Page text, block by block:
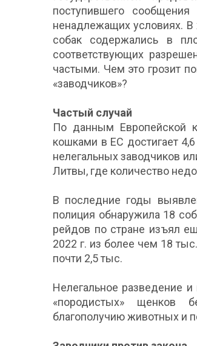
поступившего
ненадлежащих условиях. В
собак содержались в
соответствующих
частыми. Чем это грозит
«заводчиков»?
Частый случай
По данным Европейской
кошками в ЕС достигает
нелегальных заводчиков
Литвы, где количество
В последние годы
полиция обнаружила 18
рейдов по стране изъял
2022 г. из более чем 18
почти 2,5 тыс.
Нелегальное разведение
«породистых» щенков
благополучию животных и